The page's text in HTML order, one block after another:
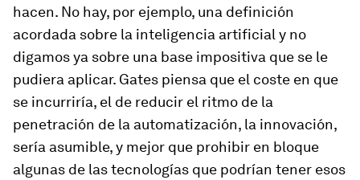
hacen. No hay, por ejemplo, una definición
acordada sobre la inteligencia artificial y no
digamos ya sobre una base impositiva que se le
pudiera aplicar. Gates piensa que el coste en que
se incurriría, el de reducir el ritmo de la
penetración de la automatización, la innovación,
sería asumible, y mejor que prohibir en bloque
algunas de las tecnologías que podrían tener esos